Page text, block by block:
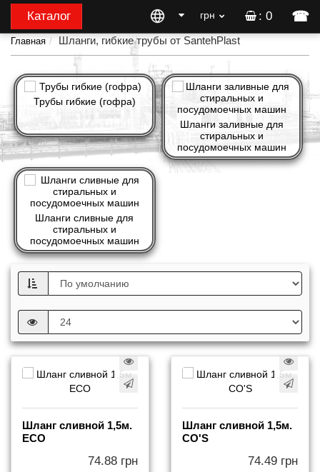
: 0 ☎
Каталог грн
Главная Шланги, гибкие трубы от SantehPlast
Трубы гибкие (гофра)
Шланги заливные для
стиральных и
посудомоечных машин
Шланги сливные для
стиральных и
посудомоечных машин
Шланг сливной 1,5м.
ECO
74.88 грн
Шланг сливной 1,5м.
СO'S
74.49 грн